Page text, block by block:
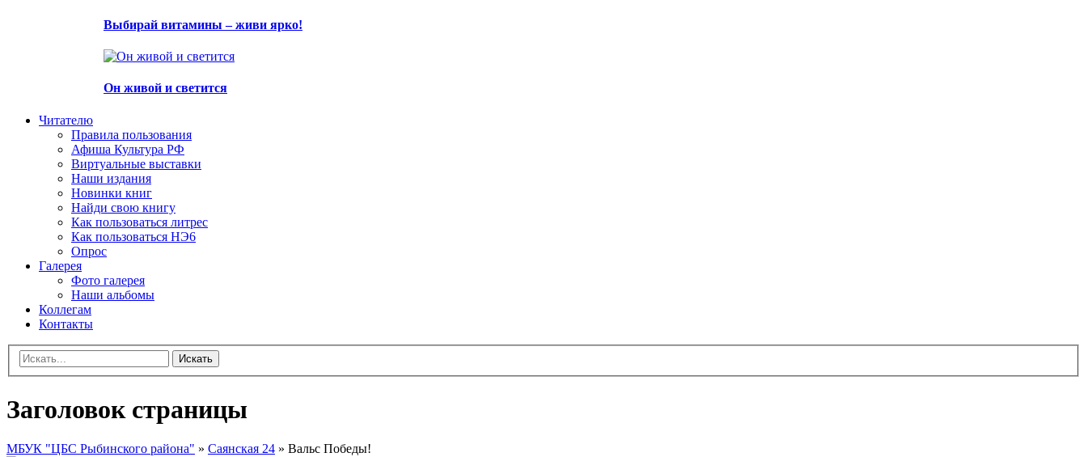
Выбирай витамины – живи ярко!
Он живой и светится
Читателю
Правила пользования
Афиша Культура РФ
Виртуальные выставки
Наши издания
Новинки книг
Найди свою книгу
Как пользоваться литрес
Как пользоваться НЭ6
Опрос
Галерея
Фото галерея
Наши альбомы
Коллегам
Контакты
Искать
Заголовок страницы
МБУК "ЦБС Рыбинского района" » Саянская 24 » Вальс Победы!